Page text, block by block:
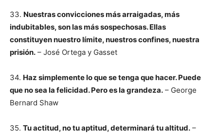
33. Nuestras convicciones más arraigadas, más
indubitables, son las más sospechosas. Ellas
constituyen nuestro límite, nuestros confines, nuestra
prisión. – José Ortega y Gasset
34. Haz simplemente lo que se tenga que hacer. Puede
que no sea la felicidad. Pero es la grandeza. – George
Bernard Shaw
35. Tu actitud, no tu aptitud, determinará tu altitud. –